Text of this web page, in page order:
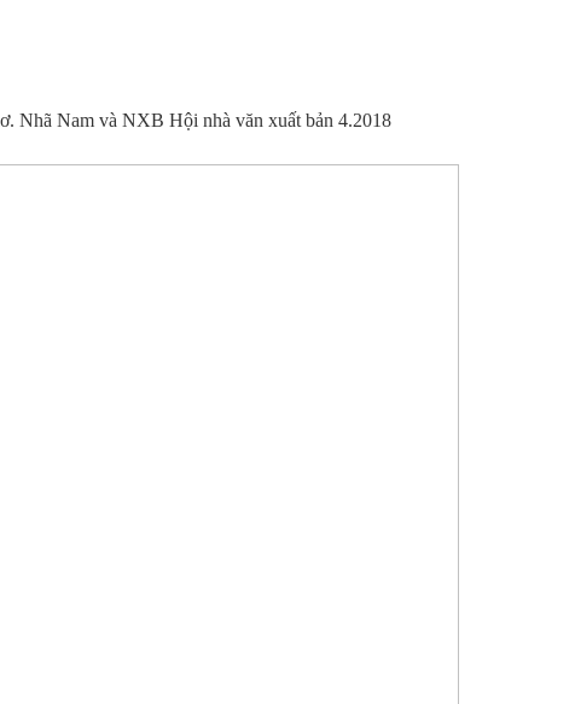
Nhã Nam và NXB Hội nhà văn xuất bản 4.2018